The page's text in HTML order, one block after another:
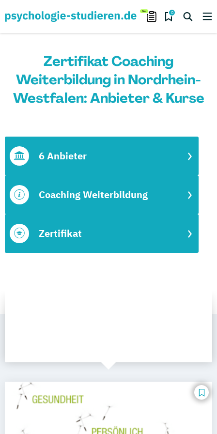
0
Zertifikat Coaching
Weiterbildung in Nordrhein-
Westfalen: Anbieter & Kurse
Zertifikat
Coaching Weiterbildung
6 Anbieter